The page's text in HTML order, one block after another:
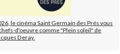
le cinéma Saint Germain des Prés vous
d'oeuvre comme "Plein soleil" de
Deray.